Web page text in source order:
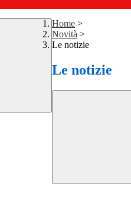
Home >
Novità >
Le notizie
Le notizie